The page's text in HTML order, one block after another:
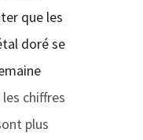
que les
doré se
chiffres
plus